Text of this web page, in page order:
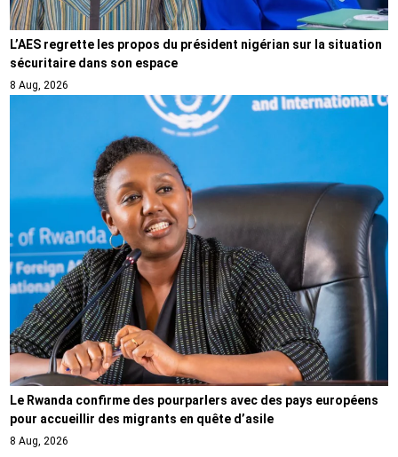
L’AES regrette les propos du président nigérian sur la situation
sécuritaire dans son espace
8 Aug, 2026
Le Rwanda confirme des pourparlers avec des pays européens
pour accueillir des migrants en quête d’asile
8 Aug, 2026